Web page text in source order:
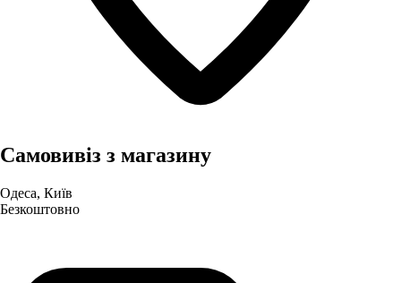
Самовивіз з магазину
Одеса, Київ
Безкоштовно